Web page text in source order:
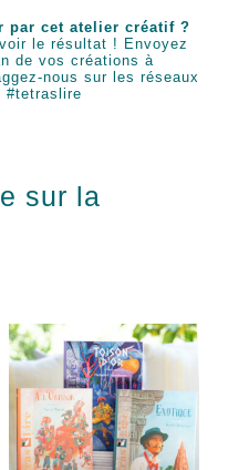
par cet atelier créatif ?
le résultat ! Envoyez
de vos créations à
nous sur les réseaux
#tetraslire
sur la